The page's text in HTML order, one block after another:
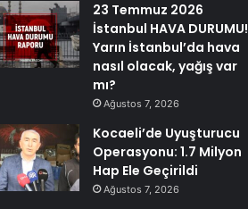
23 Temmuz 2026
İstanbul HAVA DURUMU!
Yarın İstanbul’da hava
nasıl olacak, yağış var
mı?
Ağustos 7, 2026
Kocaeli’de Uyuşturucu
Operasyonu: 1.7 Milyon
Hap Ele Geçirildi
Ağustos 7, 2026